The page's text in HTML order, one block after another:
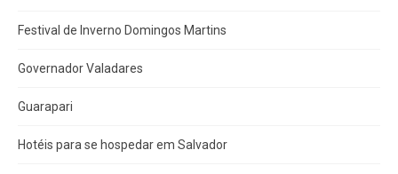
Festival de Inverno Domingos Martins
Governador Valadares
Guarapari
Hotéis para se hospedar em Salvador